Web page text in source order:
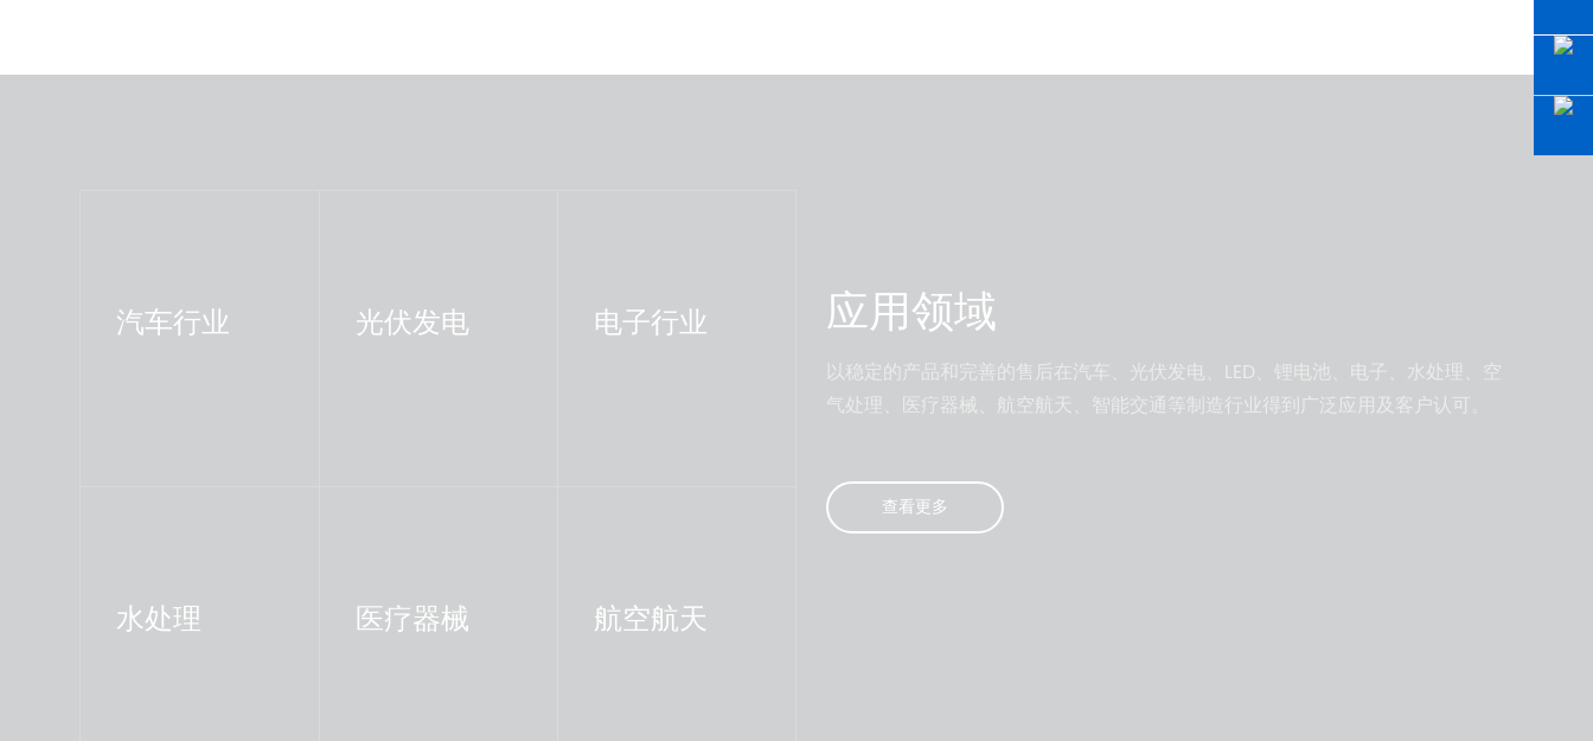
汽车行业 光伏发电 电子行业
水处理 医疗器械 航空航天
应用领域
以稳定的产品和完善的售后在汽车、光伏发电、LED、锂电池、电子、水处理、空
气处理、医疗器械、航空航天、智能交通等制造行业得到广泛应用及客户认可。
查看更多